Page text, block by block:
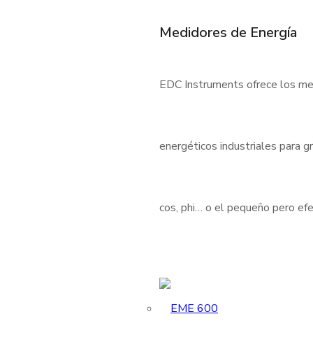
Medidores de Energía
EDC Instruments ofrece los
energéticos industriales para
cos, phi… o el pequeño pero